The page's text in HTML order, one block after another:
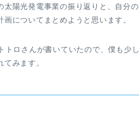
太陽光発電事業の振り返りと、自分の
についてまとめようと思います。
トロさんが書いていたので、僕も少し
みます。